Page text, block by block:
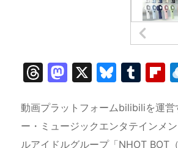
T
e
a
M
st
o
X
Bl
e
s
T
m
bl
b
o
動画プラットフォームbilibiliを運
ー・ミュージックエンタテインメ
ルアイドルグループ「NHOT BOT